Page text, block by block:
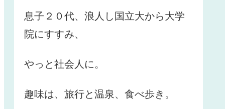
息子２０代、浪人し国立大から大学
院にすすみ、
やっと社会人に。
趣味は、旅行と温泉、食べ歩き。